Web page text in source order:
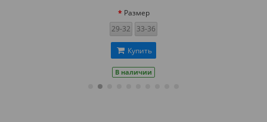
Размер
29-32
33-36
Купить
В наличии